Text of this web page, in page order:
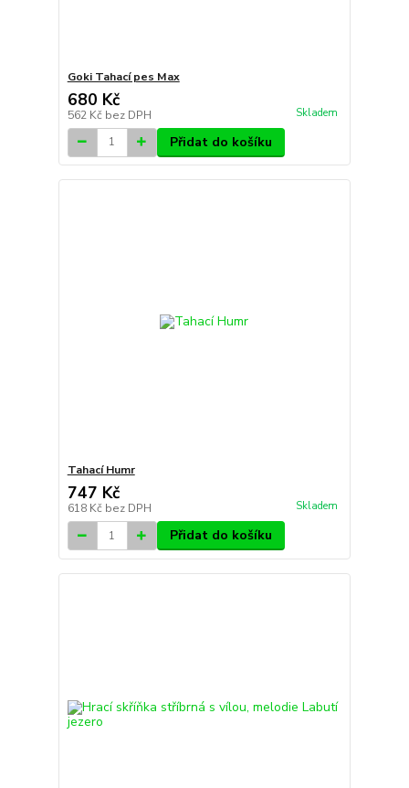
Goki Tahací pes Max
680 Kč
562 Kč bez DPH Skladem
Přidat do košíku
Tahací Humr
747 Kč
618 Kč bez DPH Skladem
Přidat do košíku